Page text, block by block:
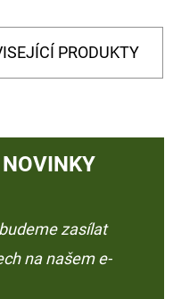
PRODUKTY
zasílat
na našem e-